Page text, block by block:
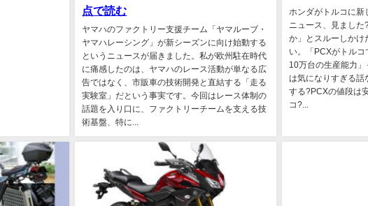
点で読む
ヤマハのファクトリー支援チーム「ヤマルーブ・
ヤマハレーシング」が新シーズンに向け始動する
というニュースが届きました。私が欧州駐在時代
に痛感したのは、ヤマハのレース活動が単なる広
告ではなく、市販車の技術開発と直結する「走る
実験室」だという事実です。今回はレース体制の
話題を入り口に、ファクトリーチームを支える技
術基盤、特に...
ホンダがトルコに新
ニュース、見まし
か」とスルーしかけ
い。「PCXがトル
10万台の生産能力
は気になりすぎる話
する?PCXの値段は
コ?...